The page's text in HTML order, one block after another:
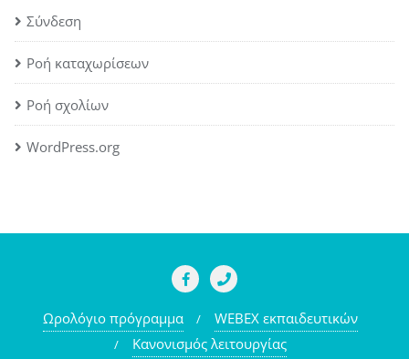
Σύνδεση
Ροή καταχωρίσεων
Ροή σχολίων
WordPress.org
Ωρολόγιο πρόγραμμα
WEBEX εκπαιδευτικών
Κανονισμός λειτουργίας